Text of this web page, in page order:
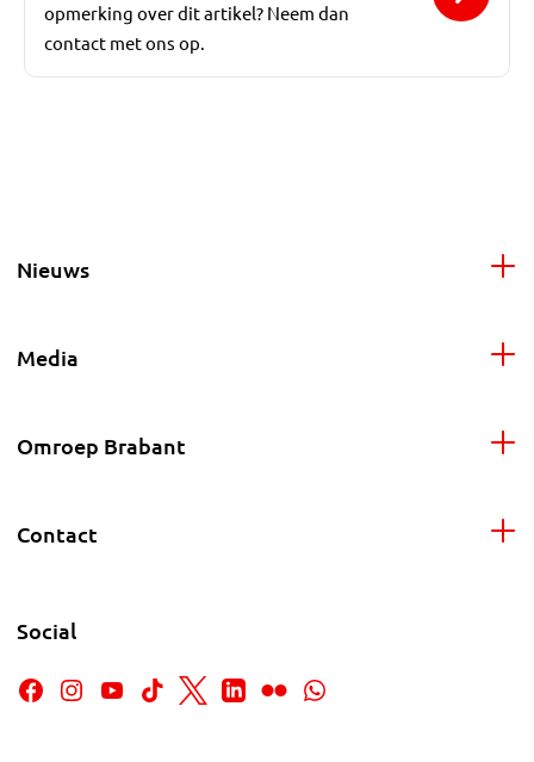
opmerking over dit artikel? Neem dan
contact met ons op.
Nieuws
Media
Omroep Brabant
Contact
Social